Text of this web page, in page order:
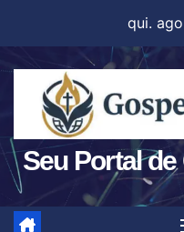
content
qui.
Seu Portal